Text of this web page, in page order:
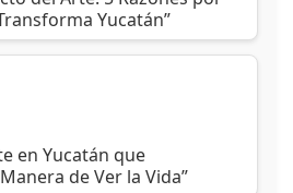
Yucatán”
en Yucatán que
de Ver la Vida”